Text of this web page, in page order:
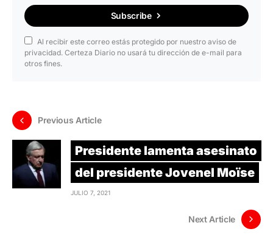
Subscribe
Al recibir este correo estás protegido por nuestro aviso de
privacidad. Certeza Diario no usará tu dirección de e-mail para
otros fines.
Previous Article
Presidente lamenta asesinato
del presidente Jovenel Moïse
JULIO 7, 2021
Next Article